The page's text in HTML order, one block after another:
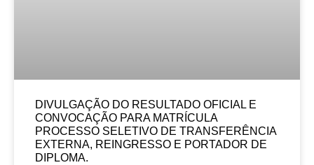
DIVULGAÇÃO DO RESULTADO OFICIAL E
CONVOCAÇÃO PARA MATRÍCULA
PROCESSO SELETIVO DE TRANSFERÊNCIA
EXTERNA, REINGRESSO E PORTADOR DE
DIPLOMA.